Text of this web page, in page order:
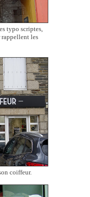
typo scriptes,
rappellent les
coiffeur.